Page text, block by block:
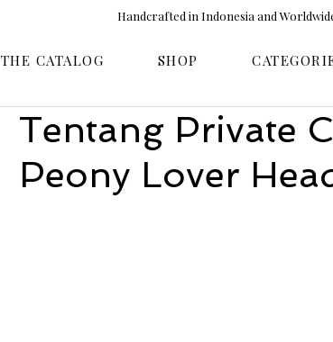
Handcrafted in Indonesia and
THE CATALOG SHOP
Tentang Private
Peony Lover